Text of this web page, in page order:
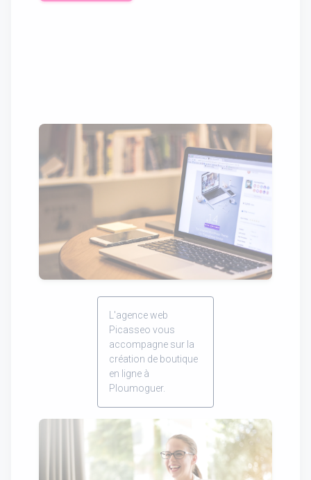
L'agence web
Picasseo vous
accompagne sur la
création de boutique
en ligne à
Ploumoguer.